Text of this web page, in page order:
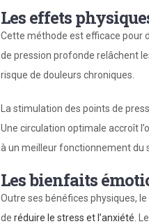
Les effets
Cette méthode est efficace pour
de pression profonde relâchent
risque de douleurs chroniques.
La stimulation des points de
Une circulation optimale accroît
à un meilleur fonctionnement du
Les bienfaits
Outre ses bénéfices physiques,
de réduire le stress et l’anxiété .